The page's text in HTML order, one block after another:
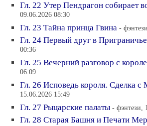
Гл. 22 Утер Пендрагон собирает
09.06.2026 08:30
Гл. 23 Тайна принца Гвина -
Гл. 24 Первый друг в Приграничье
00:36
Гл. 25 Вечерний разговор с
06:09
Гл. 26 Исповедь короля. Сделка
15.06.2026 15:49
Гл. 27 Рыцарские палаты - фэнтези,
Гл. 28 Старая Башня и Печати